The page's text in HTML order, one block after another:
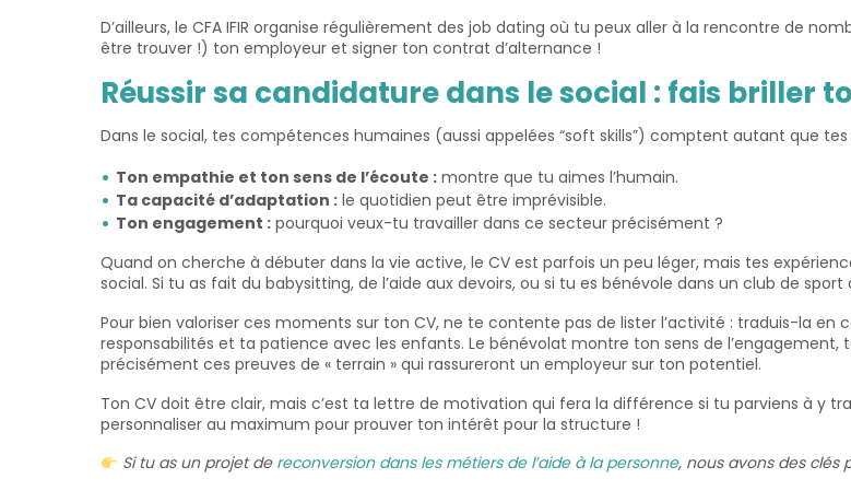
D’ailleurs, le CFA IFIR organise régulièrement des job dating où tu peux aller à la rencontre de
être trouver !) ton employeur et signer ton contrat d’alternance !
Réussir sa candidature dans le social : fais briller
Dans le social, tes compétences humaines (aussi appelées “soft skills”) comptent autant que
Ton empathie et ton sens de l’écoute : montre que tu aimes l’humain.
Ta capacité d’adaptation : le quotidien peut être imprévisible.
Ton engagement : pourquoi veux-tu travailler dans ce secteur précisément ?
Quand on cherche à débuter dans la vie active, le CV est parfois un peu léger, mais tes
social. Si tu as fait du babysitting, de l’aide aux devoirs, ou si tu es bénévole dans un club de
Pour bien valoriser ces moments sur ton CV, ne te contente pas de lister l’activité : traduis-la
responsabilités et ta patience avec les enfants. Le bénévolat montre ton sens de
précisément ces preuves de « terrain » qui rassureront un employeur sur ton potentiel.
Ton CV doit être clair, mais c’est ta lettre de motivation qui fera la différence si tu parviens à y
personnaliser au maximum pour prouver ton intérêt pour la structure !
Si tu as un projet de reconversion dans les métiers de l’aide à la personne, nous avons des